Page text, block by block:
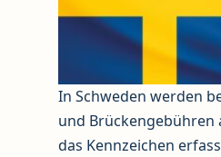
In Schweden werden
und
das Kennzeichen